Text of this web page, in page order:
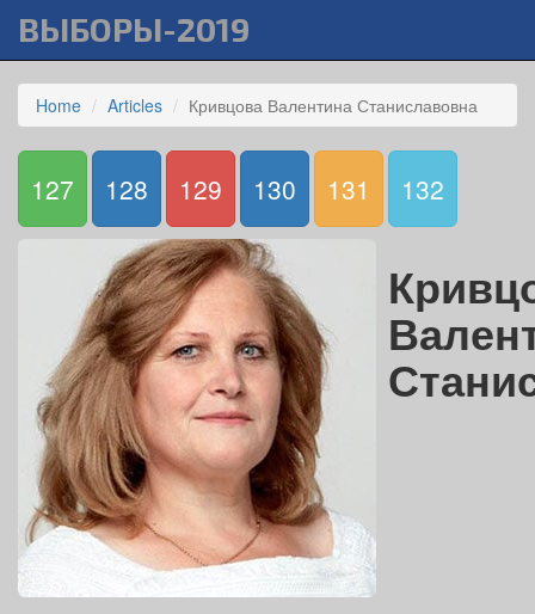
ВЫБОРЫ-2019
Home Articles Кривцова Валентина Станиславовна
127 128 129 130 131 132